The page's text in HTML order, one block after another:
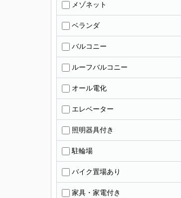
メゾネット
ベランダ
バルコニー
ルーフバルコニー
オール電化
エレベーター
照明器具付き
駐輪場
バイク置場あり
家具・家電付き